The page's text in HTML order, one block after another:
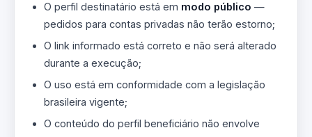
O perfil destinatário está em modo público —
pedidos para contas privadas não terão estorno;
O link informado está correto e não será alterado
durante a execução;
O uso está em conformidade com a legislação
brasileira vigente;
O conteúdo do perfil beneficiário não envolve